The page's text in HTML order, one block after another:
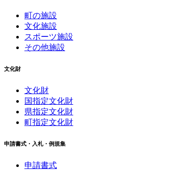
町の施設
文化施設
スポーツ施設
その他施設
文化財
文化財
国指定文化財
県指定文化財
町指定文化財
申請書式・入札・例規集
申請書式